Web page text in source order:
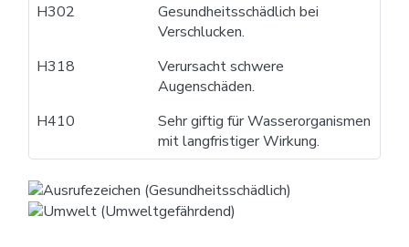
H302
Gesundheitsschädlich bei
Verschlucken.
H318
Verursacht schwere
Augenschäden.
H410
Sehr giftig für Wasserorganismen
mit langfristiger Wirkung.